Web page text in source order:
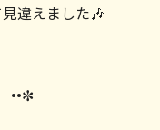
違えました🎶